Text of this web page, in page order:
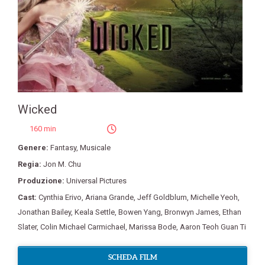
Wicked
160 min
Genere: Fantasy, Musicale
Regia: Jon M. Chu
Produzione: Universal Pictures
Cast: Cynthia Erivo Ariana Grande Jeff Goldblum Michelle Yeoh
Jonathan Bailey, Keala Settle Bowen Yang Bronwyn James Ethan
Slater, Colin Michael Carmichael Marissa Bode Aaron Teoh Guan Ti
SCHEDA FILM